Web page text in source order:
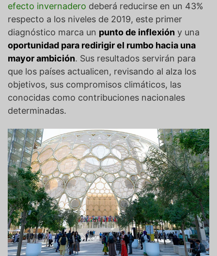
efecto invernadero deberá reducirse en un 43%
respecto a los niveles de 2019, este primer
diagnóstico marca un punto de inflexión y una
oportunidad para redirigir el rumbo hacia una
mayor ambición. Sus resultados servirán para
que los países actualicen, revisando al alza los
objetivos, sus compromisos climáticos, las
conocidas como contribuciones nacionales
determinadas.